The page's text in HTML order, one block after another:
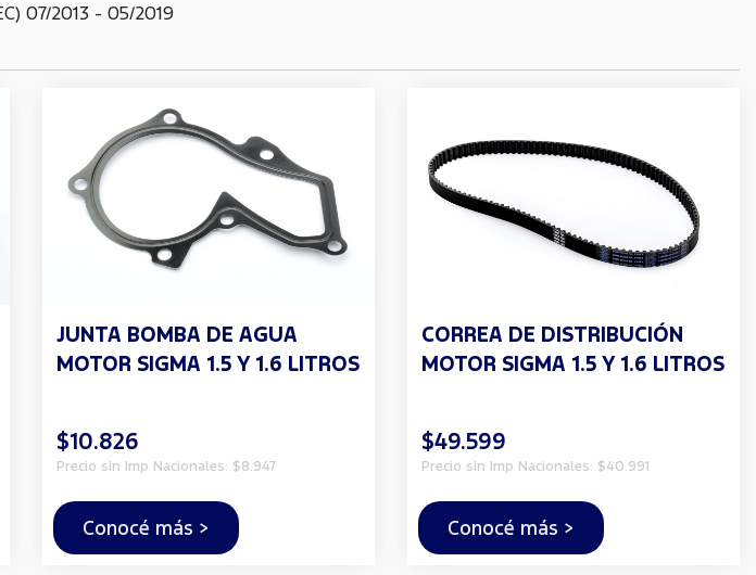
07/2013 - 05/2019
JUNTA BOMBA DE AGUA
MOTOR SIGMA 1.5 Y 1.6 LITROS
$10.826
Precio sin Imp Nacionales: $8.947
Conocé más >
CORREA DE DISTRIBUCIÓN
MOTOR SIGMA 1.5 Y 1.6 LITROS
$49.599
Precio sin Imp Nacionales: $40.991
Conocé más >